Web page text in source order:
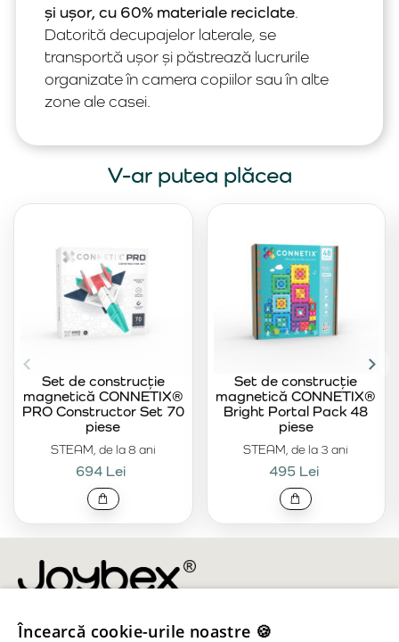
și ușor, cu 60% materiale reciclate.
Datorită decupajelor laterale, se
transportă ușor și păstrează lucrurile
organizate în camera copiilor sau în alte
zone ale casei.
V-ar putea plăcea
STEAM, de la 8 ani
Set de construcție
magnetică CONNETIX®
PRO Constructor Set 70
piese
694 Lei
STEAM, de la 3 ani
Set de construcție
magnetică CONNETIX®
Bright Portal Pack 48
piese
495 Lei
info@joybex.ro
Încearcă cookie-urile noastre 🍪